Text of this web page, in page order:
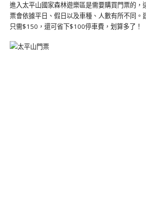
進入太平山國家森林遊樂區是需要購買門票的，
票會依據平日、假日以及車種、人數有所不同。
只需$150，還可省下$100停車費，划算多了！